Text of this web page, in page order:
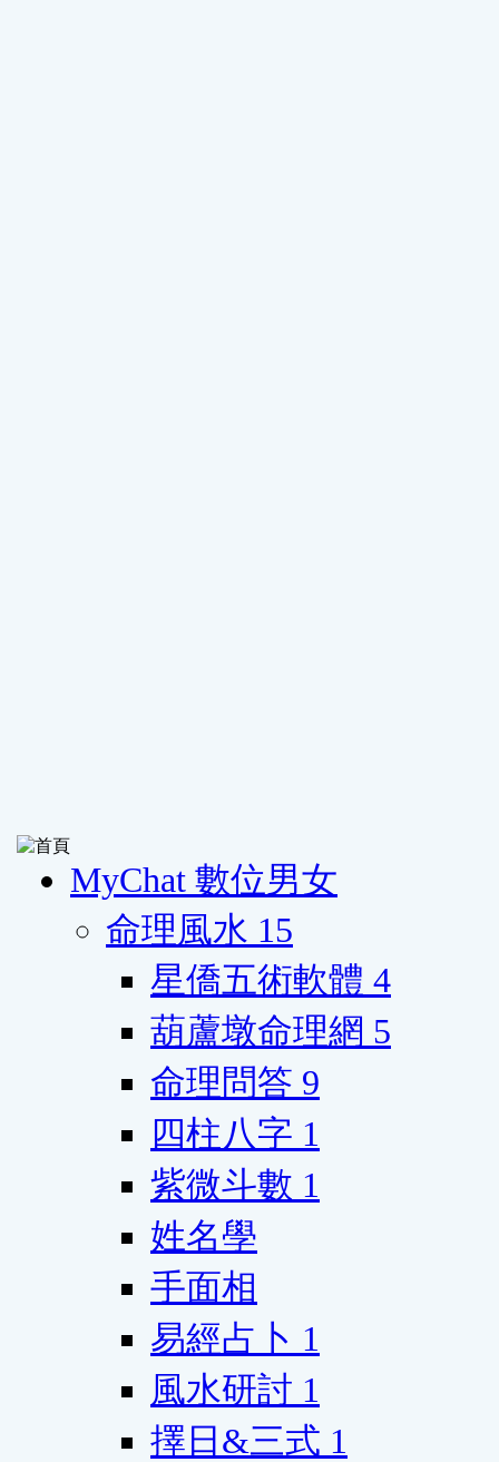
MyChat 數位男女
命理風水 15
星僑五術軟體 4
葫蘆墩命理網 5
命理問答 9
四柱八字 1
紫微斗數 1
姓名學
手面相
易經占卜 1
風水研討 1
擇日&三式 1